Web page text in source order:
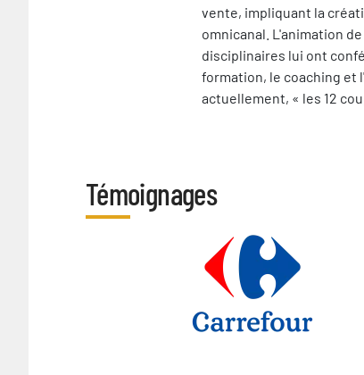
vente, impliquant la
omnicanal. L'animation
disciplinaires lui ont
formation, le coaching et
actuellement, « les 12
Témoignages